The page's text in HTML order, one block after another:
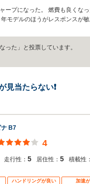
ープになった。 燃費も良くな
モデルのほうがレスポンスが敏
った」と投票しています。
見当たらない❗
ナ B7
4
走行性： 5 居住性： 5 積載性：
ハンドリングが良い 加速